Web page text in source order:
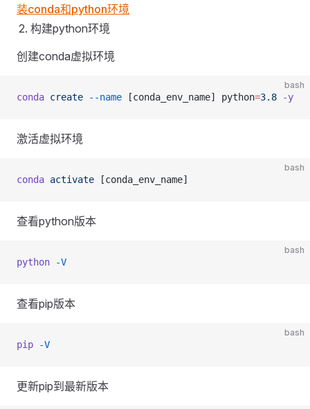
装conda和python环境
构建python环境
创建conda虚拟环境
bash
conda create --name [conda_env_name] python=3.8 -y
激活虚拟环境
bash
conda activate [conda_env_name]
查看python版本
bash
python -V
查看pip版本
bash
pip -V
更新pip到最新版本